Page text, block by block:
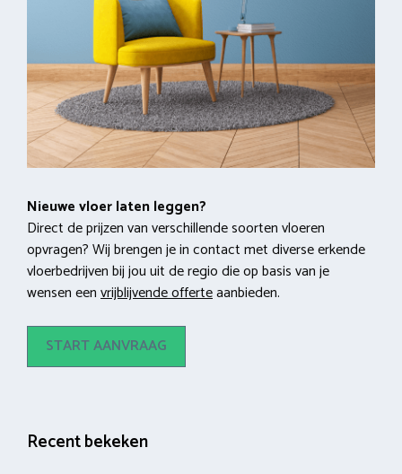
Nieuwe vloer laten leggen?
Direct de prijzen van verschillende soorten vloeren
opvragen? Wij brengen je in contact met diverse erkende
vloerbedrijven bij jou uit de regio die op basis van je
wensen eenvrijblijvende offerteaanbieden.
START AANVRAAG
Recent bekeken